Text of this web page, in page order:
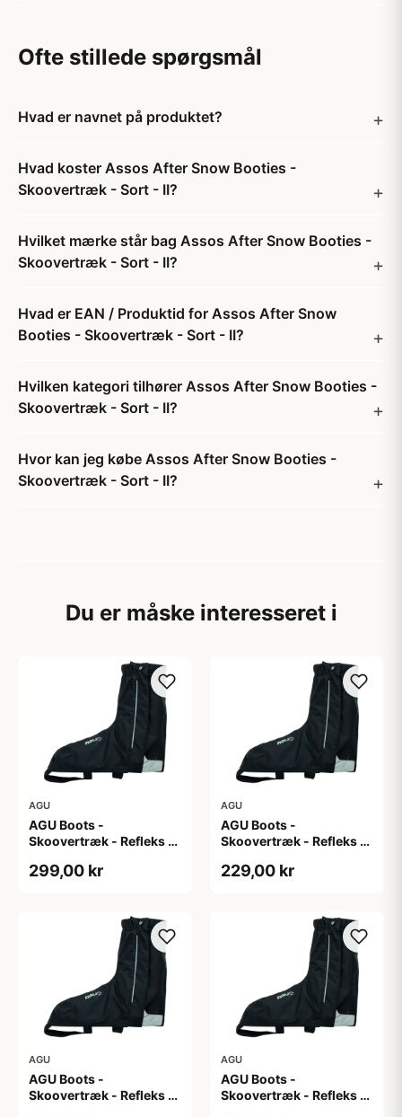
Ofte stillede spørgsmål
Hvad er navnet på produktet?
Hvad koster Assos After Snow Booties -
Skoovertræk - Sort - II?
Hvilket mærke står bag Assos After Snow Booties -
Skoovertræk - Sort - II?
Hvad er EAN / Produktid for Assos After Snow
Booties - Skoovertræk - Sort - II?
Hvilken kategori tilhører Assos After Snow Booties -
Skoovertræk - Sort - II?
Hvor kan jeg købe Assos After Snow Booties -
Skoovertræk - Sort - II?
Du er måske interesseret i
AGU
AGU Boots -
Skoovertræk - Refleks -
299,00 kr
AGU
AGU Boots -
Skoovertræk - Refleks -
229,00 kr
AGU
AGU Boots -
Skoovertræk - Refleks -
AGU
AGU Boots -
Skoovertræk - Refleks -